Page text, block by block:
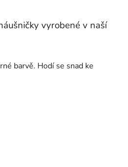
vyrobené v naší
barvě. Hodí se snad ke